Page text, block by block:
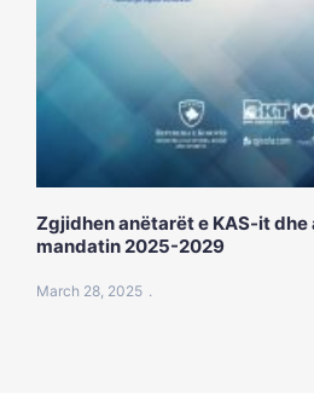
Zgjidhen anëtarët e KAS-it
mandatin 2025-2029
March 28, 2025